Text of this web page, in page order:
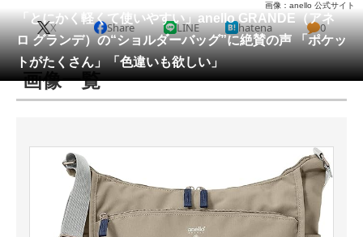
会員記事
メディア
注目記事を集めた総合ページ
スマホと通信の最新トレンド
進化するPCとデバイスの未来
好きが集まる 比べて選べる
「とにかく軽くて使いやすい」anello GRANDE（アネ
ロ グランデ）の“ショルダーバッグ”に絶賛の声 「ポケッ
トがたくさん」「色違いも欲しい」
画像：anello 公式サイト
X Share LINE hatena 0
画像一覧